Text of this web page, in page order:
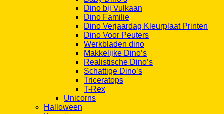
Dino bij Vulkaan
Dino Familie
Dino Verjaardag Kleurplaat Printen
Dino Voor Peuters
Werkbladen dino
Makkelijke Dino’s
Realistische Dino’s
Schattige Dino’s
Triceratops
T-Rex
Unicorns
Halloween